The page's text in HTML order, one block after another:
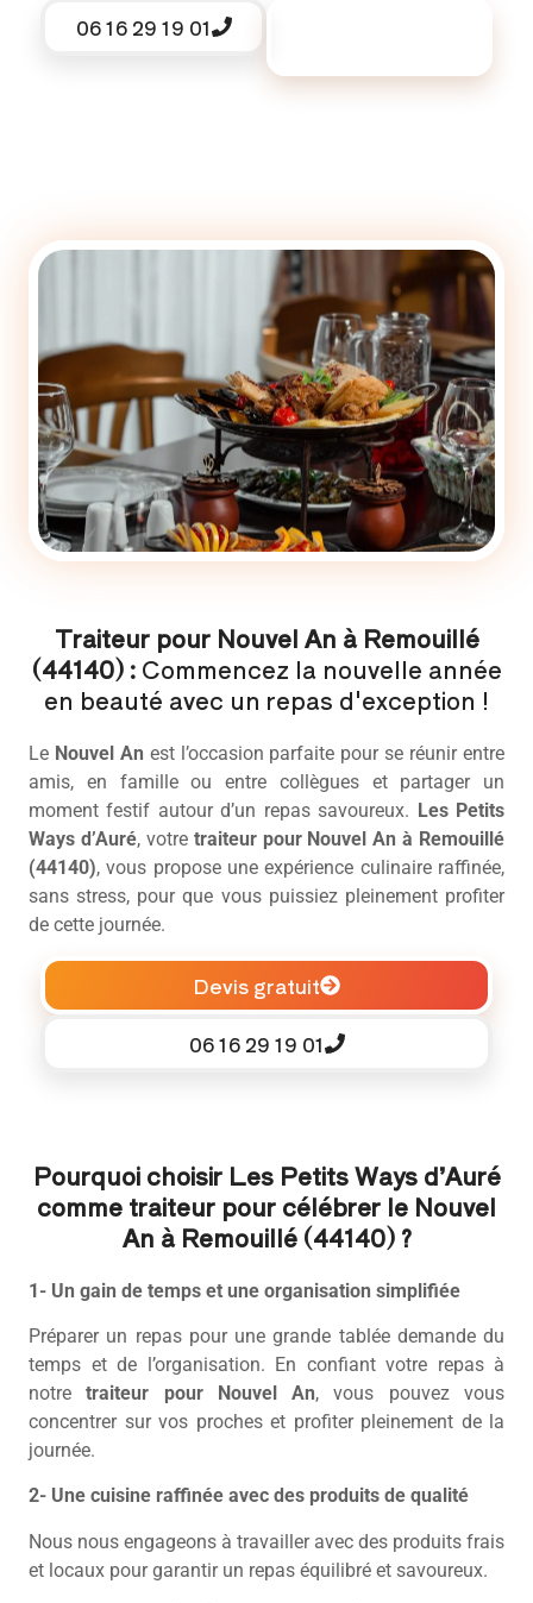
06 16 29 19 01
Traiteur pour Nouvel An à Remouillé
(44140) : Commencez la nouvelle année
en beauté avec un repas d'exception !
Le Nouvel An est l’occasion parfaite pour se réunir entre
amis, en famille ou entre collègues et partager un
moment festif autour d’un repas savoureux. Les Petits
Ways d’Auré, votre traiteur pour Nouvel An à Remouillé
(44140), vous propose une expérience culinaire raffinée,
sans stress, pour que vous puissiez pleinement profiter
de cette journée.
Devis gratuit
06 16 29 19 01
Pourquoi choisir Les Petits Ways d’Auré
comme traiteur pour célébrer le Nouvel
An à Remouillé (44140) ?
1- Un gain de temps et une organisation simplifiée
Préparer un repas pour une grande tablée demande du
temps et de l’organisation. En confiant votre repas à
notretraiteur pour Nouvel An, vous pouvez vous
concentrer sur vos proches et profiter pleinement de la
journée.
2- Une cuisine raffinée avec des produits de qualité
Nous nous engageons à travailler avec des produits frais
et locaux pour garantir un repas équilibré et savoureux.